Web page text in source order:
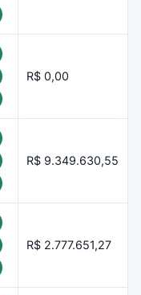
R$ 0,00
R$ 9.349.630,55
R$ 2.777.651,27